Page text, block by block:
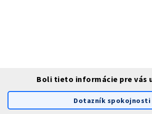
Boli tieto informácie pre vás
Dotazník spokojnosti